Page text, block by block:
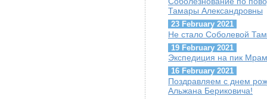
Тамары Александровны
23 February 2021
Не стало Соболевой
19 February 2021
Экспедиция на пик
16 February 2021
Поздравляем с днем
Альжана Бериковича!